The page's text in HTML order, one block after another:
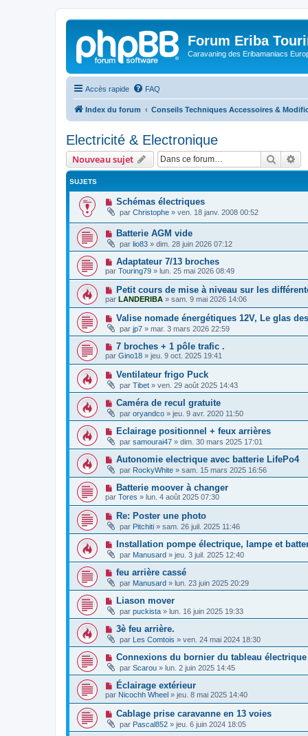
Forum Eriba
Caravaning des Eribamaniacs
Accès rapide FAQ
Index du forum Conseils Techniques Accessoires &
Electricité & Electronique
Nouveau sujet
SUJETS
Schémas électriques
par Christophe » ven. 18 janv. 2008 00:52
Batterie AGM vide
par lio83 » dim. 28 juin 2026 07:12
Adaptateur 7/13 broches
par Touring79 » lun. 25 mai 2026 08:49
Petit cours de mise à niveau sur les
par LANDERIBA » sam. 9 mai 2026 14:06
Valise nomade énergétiques 12V, Le glas
par jp7 » mar. 3 mars 2026 22:59
7 broches + 1 pôle trafic .
par Gino18 » jeu. 9 oct. 2025 19:41
Ventilateur frigo Puck
par Tibet » ven. 29 août 2025 14:43
Caméra de recul gratuite
par oryandco » jeu. 9 avr. 2020 11:50
Eclairage positionnel + feux arrières
par samourai47 » dim. 30 mars 2025 17:01
Autonomie electrique avec batterie LifePo4
par RockyWhite » sam. 15 mars 2025 16:56
Batterie moover à changer
par Tores » lun. 4 août 2025 07:30
Re: Poster une photo
par Pitchiti » sam. 26 juil. 2025 11:46
Installation pompe électrique, lampe et
par Manusard » jeu. 3 juil. 2025 12:40
feu arrière cassé
par Manusard » lun. 23 juin 2025 20:29
Liason mover
par puckista » lun. 16 juin 2025 19:33
3è feu arrière.
par Les Comtois » ven. 24 mai 2024 18:30
Connexions du bornier du tableau électrique
par Scarou » lun. 2 juin 2025 14:45
Éclairage extérieur
par Nicochh Wheel » jeu. 8 mai 2025 14:40
Cablage prise caravanne en 13 voies
par Pascal852 » jeu. 6 juin 2024 18:05